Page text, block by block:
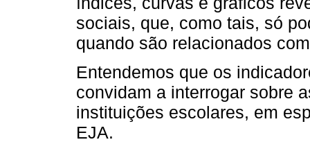
sociais, que, como tais, só
quando são relacionados
Entendemos que os
convidam a interrogar sobre
instituições escolares, em
EJA.